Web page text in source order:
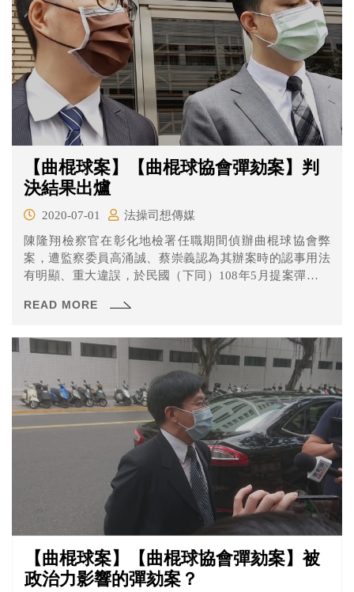
【曲棍球案】【曲棍球協會彈劾案】判
決結果出爐
2020-07-01
法操司想傳媒
陳隆翔檢察官在彰化地檢署任職期間偵辦曲棍球協會弊
案，遭監察委員高涌誠、蔡崇義認為其辦案時的認事用法
有明顯、重大違誤，於民國（下同）108年5月提案彈劾，
會彈劾案，職務法庭在6月30日作出判決，認定陳隆翔檢察
READ MORE
【曲棍球案】【曲棍球協會彈劾案】被
政治力影響的彈劾案？